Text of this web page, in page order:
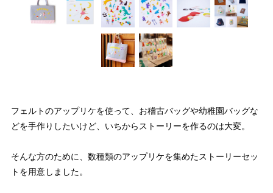
フェルトのアップリケを使って、お稽古バッグや幼稚園バッグな
どを手作りしたいけど、いちからストーリーを作るのは大変。
そんな方のために、数種類のアップリケを集めたストーリーセッ
トを用意しました。